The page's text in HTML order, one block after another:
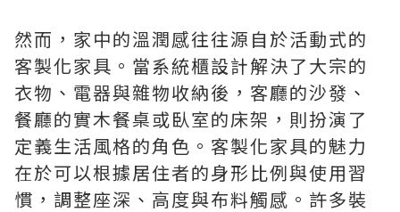
然而，家中的溫潤感往往源自於活動式的
客製化家具。當系統櫃設計解決了大宗的
衣物、電器與雜物收納後，客廳的沙發、
餐廳的實木餐桌或臥室的床架，則扮演了
定義生活風格的角色。客製化家具的魅力
在於可以根據居住者的身形比例與使用習
慣，調整座深、高度與布料觸感。許多裝